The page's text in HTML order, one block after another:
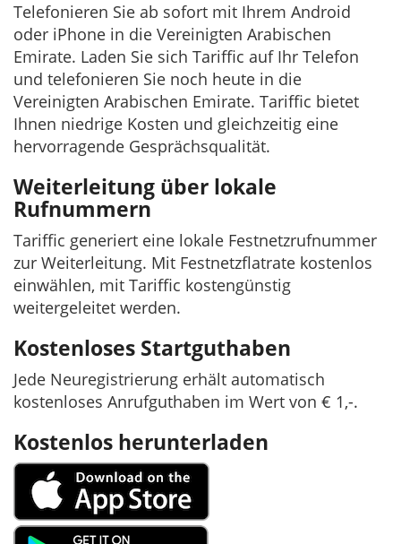
Telefonieren Sie ab sofort mit Ihrem Android
oder iPhone in die Vereinigten Arabischen
Emirate. Laden Sie sich Tariffic auf Ihr Telefon
und telefonieren Sie noch heute in die
Vereinigten Arabischen Emirate. Tariffic bietet
Ihnen niedrige Kosten und gleichzeitig eine
hervorragende Gesprächsqualität.
Weiterleitung über lokale
Rufnummern
Tariffic generiert eine lokale Festnetzrufnummer
zur Weiterleitung. Mit Festnetzflatrate kostenlos
einwählen, mit Tariffic kostengünstig
weitergeleitet werden.
Kostenloses Startguthaben
Jede Neuregistrierung erhält automatisch
kostenloses Anrufguthaben im Wert von € 1,-.
Kostenlos herunterladen